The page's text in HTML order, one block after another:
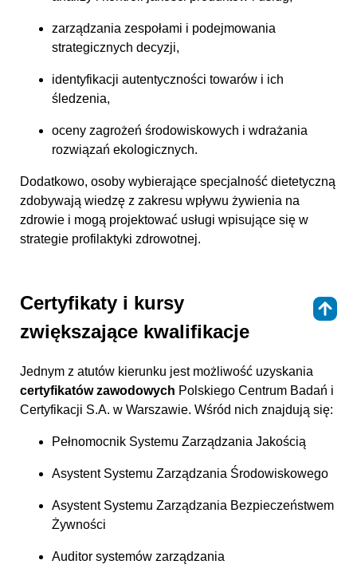
zarządzania zespołami i podejmowania
strategicznych decyzji,
identyfikacji autentyczności towarów i ich
śledzenia,
oceny zagrożeń środowiskowych i wdrażania
rozwiązań ekologicznych.
Dodatkowo, osoby wybierające specjalność dietetyczną
zdobywają wiedzę z zakresu wpływu żywienia na
zdrowie i mogą projektować usługi wpisujące się w
strategie profilaktyki zdrowotnej.
Certyfikaty i kursy
zwiększające kwalifikacje
Jednym z atutów kierunku jest możliwość uzyskania
certyfikatów zawodowych Polskiego Centrum Badań i
Certyfikacji S.A. w Warszawie. Wśród nich znajdują się:
Pełnomocnik Systemu Zarządzania Jakością
Asystent Systemu Zarządzania Środowiskowego
Asystent Systemu Zarządzania Bezpieczeństwem
Żywności
Auditor systemów zarządzania